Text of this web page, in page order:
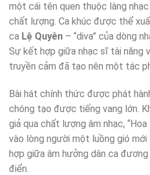
một cái tên quen thuộc làng
chất lượng. Ca khúc được thể
ca Lệ Quyên – “diva” của dòng
Sự kết hợp giữa nhạc sĩ tài năng
truyền cảm đã tạo nên một tác
Bài hát chính thức được phát
chóng tạo được tiếng vang lớn.
giả qua chất lượng âm nhạc,
vào lòng người một luồng gió
hợp giữa âm hưởng dân ca
điển.